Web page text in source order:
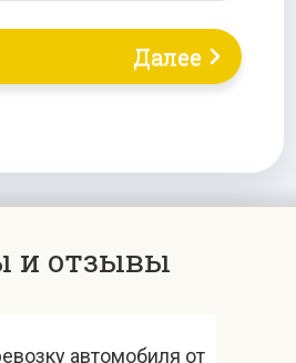
Далее
и отзывы
автомобиля от